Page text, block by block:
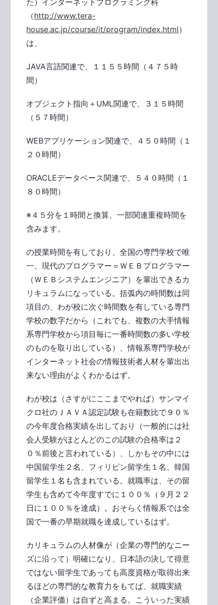
た）インターネットプログラミング科
（http://www.tera-
house.ac.jp/course/it/program/index.html）
は、
JAVA言語関連で、１１５５時間（４７５時
間）
オブジェクト指向＋UML関連で、３１５時間
（５７時間）
WEBアプリケーション関連で、４５０時間（１
２０時間）
ORACLEデータベース関連で、５４０時間（１
８０時間）
※４５分を１時間と換算、一部関連重複時間を
含みます。
の授業時間を有しており、全国の専門学校で唯
一、現代のプログラマー＝ＷＥＢプログラマー
（ＷＥＢシステムエンジニア）を輩出できるカ
リキュラムになっている。括弧内の時間数は同
項目の、わが校に次ぐ時間数を有している専門
学校の数字だから（これでも、複数の大手情報
系専門学校から項目毎に一番時間数の多い学校
のものを取り出している）、情報系専門学校が
インターネット社会の情報技術者人材を輩出出
来ない理由がよくわかるはず。
わが校は（さすがにここまでやれば）サンマイ
クロ社のＪＡＶＡ認定試験も在籍数比で９０％
の今年度合格実績を出しており（一般的には社
会人受験がほとんどのこの試験の合格率は２
０％前後と言われている）、しかもその中には
中国留学生２名、フィリピン留学生１名、韓国
留学生１名も含まれている。就職率は、その留
学生も含めて今年度すでに１００％（９月２２
日に１００％を達成）。おそらく情報系では全
国で一番の早期就職を達成しているはず。
カリキュラムの人材像が（企業の専門的なニー
ズに沿って）明確になり、日本語の決して得意
ではない留学生であっても高度資格が取得出来
るほどの専門的な教育力をもてば、就職実績
（企業評価）は自ずと高まる。こういった実績